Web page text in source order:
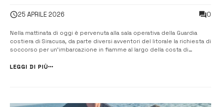
25 APRILE 2026 0
Nella mattinata di oggi è pervenuta alla sala operativa della Guardia
costiera di Siracusa, da parte diversi avventori del litorale la richiesta di
soccorso per un’imbarcazione in fiamme al largo della costa di
motovedetta della Guardia di finanza V854, già in navigazione nell...
LEGGI DI PIÙ